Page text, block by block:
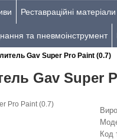
Реставраційні матеріали
та пневмоінструмент
Gav Super Pro Paint (0.7)
Gav Super
Код